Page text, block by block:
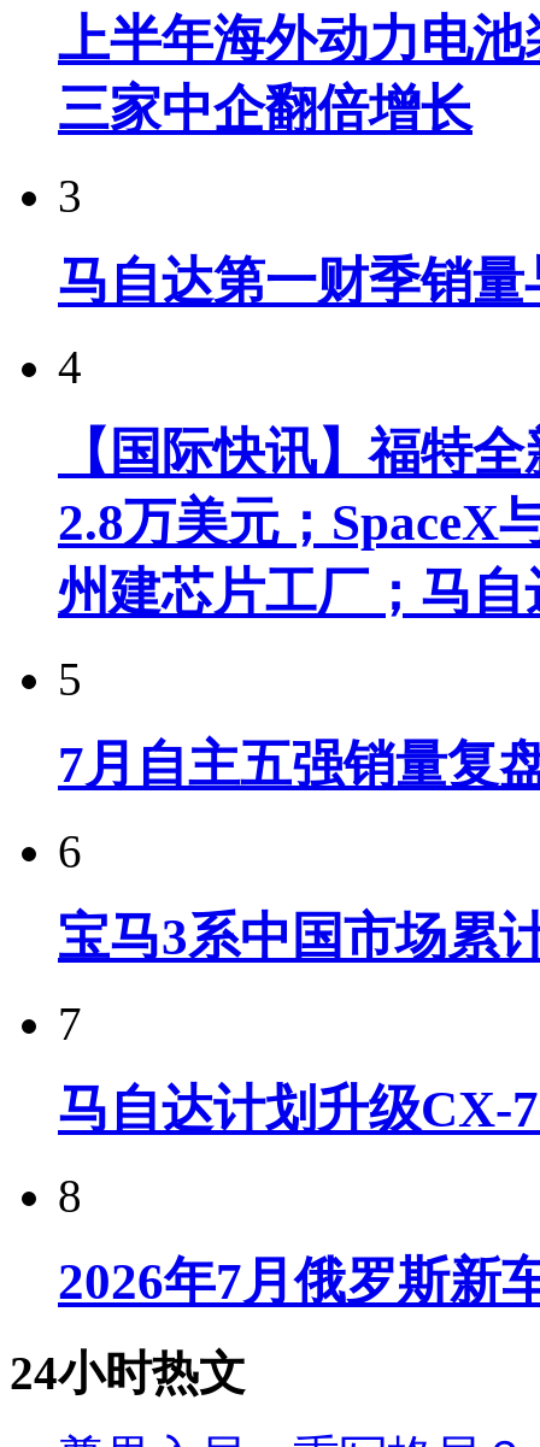
上半年海外动力电
三家中企翻倍增长
3
马自达第一财季销
4
【国际快讯】福特
2.8万美元；SpaceX
州建芯片工厂；马
5
7月自主五强销量复
6
宝马3系中国市场累
7
马自达计划升级CX-
8
2026年7月俄罗斯新
24小时热文